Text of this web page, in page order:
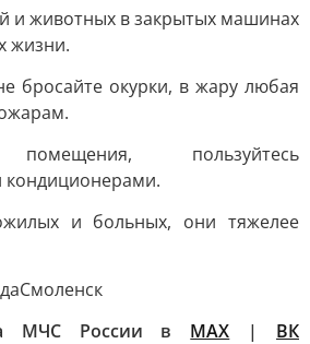
и животных в закрытых машинах
жизни.
бросайте окурки, в жару любая
помещения, пользуйтесь
кондиционерами.
и больных, они тяжелее
МЧС России в MAX | ВК